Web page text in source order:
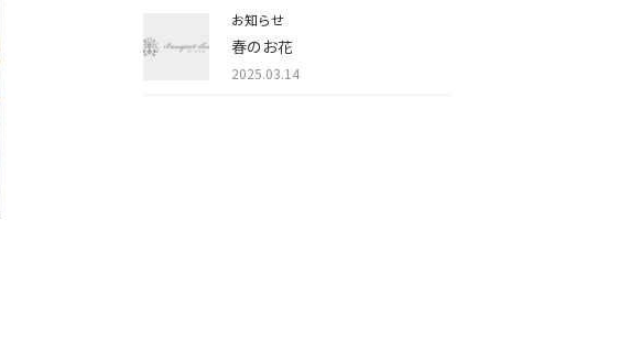
お知らせ
春のお花
2025.03.14